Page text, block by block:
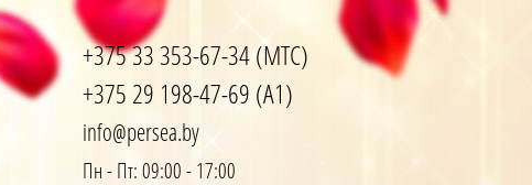
+375 33 353-67-34 (МТС)
+375 29 198-47-69 (A1)
info@persea.by
Пн - Пт: 09:00 - 17:00